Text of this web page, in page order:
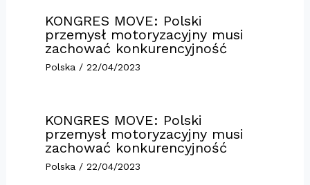
KONGRES MOVE: Polski
przemysł motoryzacyjny musi
zachować konkurencyjność
Polska/ 22/04/2023
KONGRES MOVE: Polski
przemysł motoryzacyjny musi
zachować konkurencyjność
Polska/ 22/04/2023